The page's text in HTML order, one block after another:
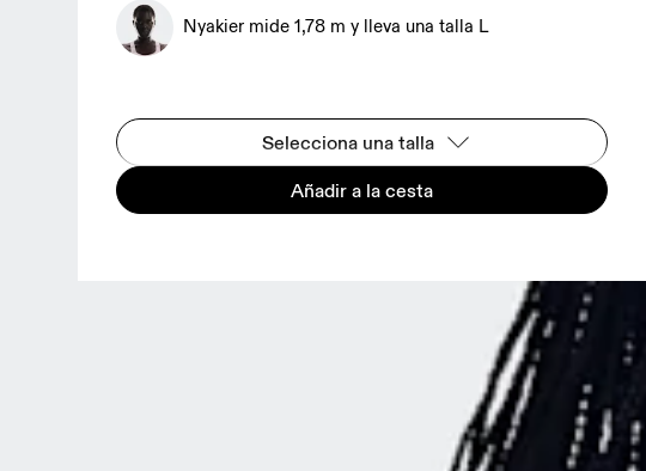
Nyakier mide 1,78 m y lleva una talla L
Selecciona una talla
Añadir a la cesta